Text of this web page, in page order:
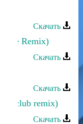
Скачать
Remix)
Скачать
Скачать
(club remix)
Скачать